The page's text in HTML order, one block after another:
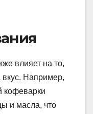
влияет на то,
вкус. Например,
кофеварки
и масла, что